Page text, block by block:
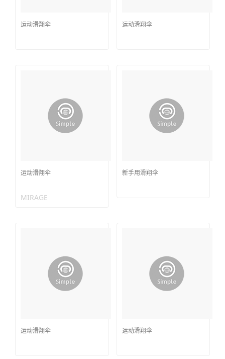
运动滑翔伞 运动滑翔伞
运动滑翔伞
MIRAGE
新手用滑翔伞
运动滑翔伞 运动滑翔伞